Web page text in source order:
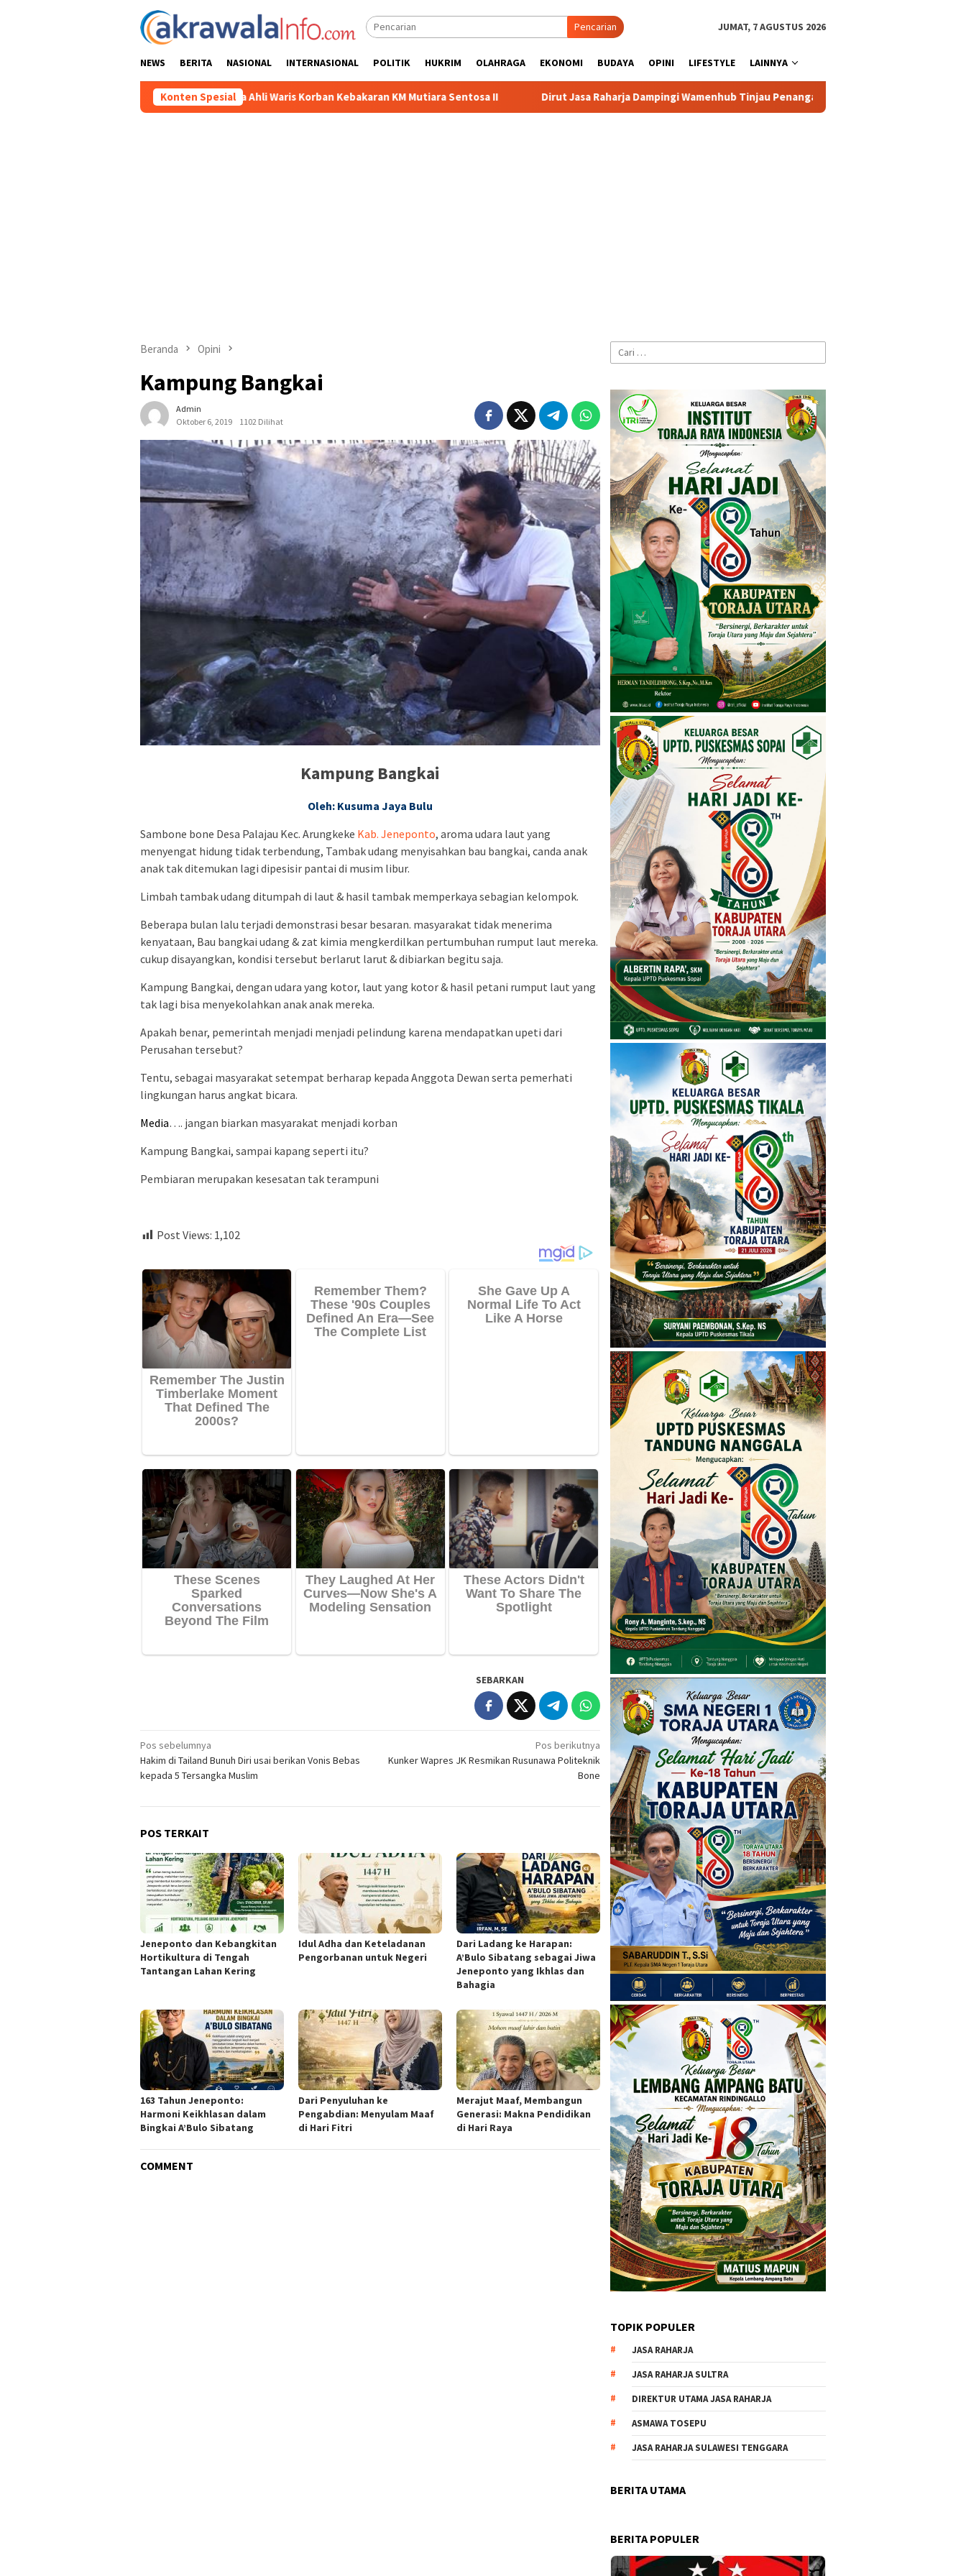
Pencarian JUMAT, 7 AGUSTUS 2026
NEWS BERITA NASIONAL INTERNASIONAL POLITIK HUKRIM OLAHRAGA EKONOMI BUDAYA OPINI LIFESTYLE LAINNYA
Konten Spesial
Santunan kepada Ahli Waris Korban Kebakaran KM Mutiara Sentosa II Dirut Jasa Raharja Dampingi Wamenhub Tinjau Penanganan Korban KM Mutiara Sentosa II di RS PHC Surabaya
Beranda Opini
Kampung Bangkai
Admin
Oktober 6, 2019
1102 Dilihat
Kampung Bangkai
Oleh: Kusuma Jaya Bulu
Sambone bone Desa Palajau Kec. Arungkeke Kab. Jeneponto, aroma udara laut yang
menyengat hidung tidak terbendung, Tambak udang menyisahkan bau bangkai, canda anak
anak tak ditemukan lagi dipesisir pantai di musim libur.
Limbah tambak udang ditumpah di laut & hasil tambak memperkaya sebagian kelompok.
Beberapa bulan lalu terjadi demonstrasi besar besaran. masyarakat tidak menerima
kenyataan, Bau bangkai udang & zat kimia mengkerdilkan pertumbuhan rumput laut mereka.
cukup disayangkan, kondisi tersebut berlarut larut & dibiarkan begitu saja.
Kampung Bangkai, dengan udara yang kotor, laut yang kotor & hasil petani rumput laut yang
tak lagi bisa menyekolahkan anak anak mereka.
Apakah benar, pemerintah menjadi menjadi pelindung karena mendapatkan upeti dari
Perusahan tersebut?
Tentu, sebagai masyarakat setempat berharap kepada Anggota Dewan serta pemerhati
lingkungan harus angkat bicara.
Media…. jangan biarkan masyarakat menjadi korban
Kampung Bangkai, sampai kapang seperti itu?
Pembiaran merupakan kesesatan tak terampuni
Post Views: 1,102
SEBARKAN
Navigasi
pos
Pos sebelumnya
Hakim di Tailand Bunuh Diri usai berikan Vonis Bebas
kepada 5 Tersangka Muslim
Pos berikutnya
Kunker Wapres JK Resmikan Rusunawa Politeknik
Bone
POS TERKAIT
Jeneponto dan Kebangkitan
Hortikultura di Tengah
Tantangan Lahan Kering
Idul Adha dan Keteladanan
Pengorbanan untuk Negeri
Dari Ladang ke Harapan:
A’Bulo Sibatang sebagai Jiwa
Jeneponto yang Ikhlas dan
Bahagia
163 Tahun Jeneponto:
Harmoni Keikhlasan dalam
Bingkai A’Bulo Sibatang
Dari Penyuluhan ke
Pengabdian: Menyulam Maaf
di Hari Fitri
Merajut Maaf, Membangun
Generasi: Makna Pendidikan
di Hari Raya
COMMENT
Cari
untuk:
TOPIK POPULER
JASA RAHARJA
JASA RAHARJA SULTRA
DIREKTUR UTAMA JASA RAHARJA
ASMAWA TOSEPU
JASA RAHARJA SULAWESI TENGGARA
BERITA UTAMA
BERITA POPULER